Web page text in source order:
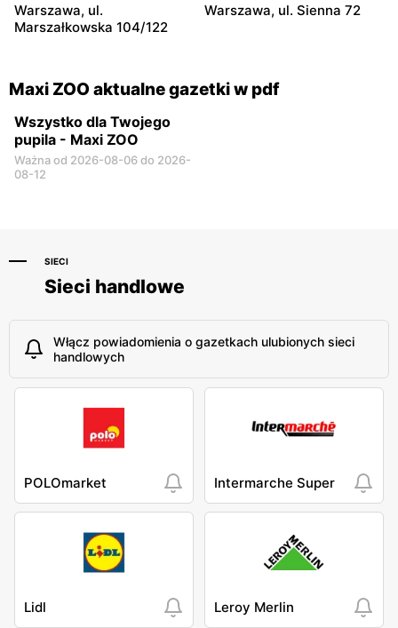
Maxi ZOO Maxi ZOO
Warszawa, ul.
Marszałkowska 104/122
Warszawa, ul. Sienna 72
Maxi ZOO aktualne gazetki w pdf
Wszystko dla Twojego
pupila - Maxi ZOO
Ważna od 2026-08-06 do 2026-
08-12
SIECI
Sieci handlowe
Włącz powiadomienia o gazetkach ulubionych sieci
handlowych
POLOmarket Intermarche Super
Lidl Leroy Merlin